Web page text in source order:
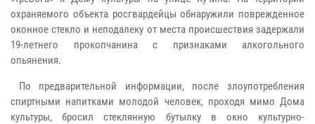
охраняемого объекта росгвардейцы обнаружили поврежденное
оконное стекло и неподалеку от места происшествия задержали
19-летнего прокопчанина с признаками алкогольного
опьянения.
По предварительной информации, после злоупотребления
спиртными напитками молодой человек, проходя мимо Дома
культуры, бросил стеклянную бутылку в окно культурно-